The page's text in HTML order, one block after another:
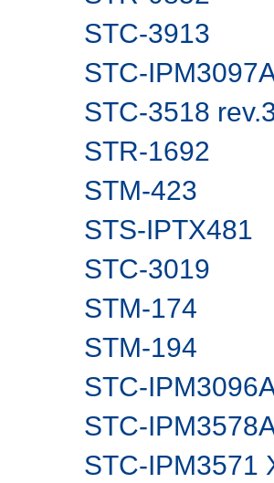
STC-3913
STC-
STC-3518
STR-1692
STM-423
STS-IPTX481
STC-3019
STM-174
STM-194
STC-
STC-
STC-IPM3571